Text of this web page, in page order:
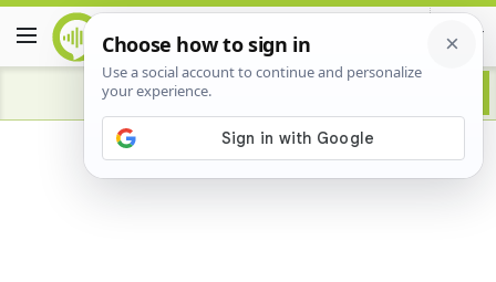
Advertisement